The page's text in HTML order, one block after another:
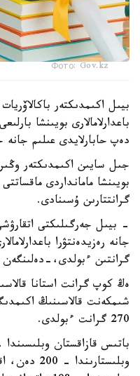
Фото: Gov.kz
بيىل اكىمدىكتەر
دەپ حابارلايدى عىلىم جانە
جىل سايىن اكىمدىكتەر
بويىنشا مامانداردى
گرانتتارىن ۇسىنادى.
- بيىل جەرگىلىكتى اتقارۋشى
گرانتىن ءبولدى،-دەلىنگەن
270 گرانت ءبولدى.